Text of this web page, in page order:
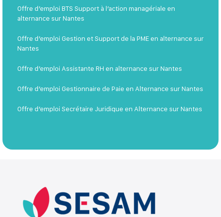
Offre d’emploi BTS Support à l’action managériale en
alternance sur Nantes
Offre d’emploi Gestion et Support de la PME en alternance sur
Nantes
Offre d’emploi Assistante RH en alternance sur Nantes
Offre d’emploi Gestionnaire de Paie en Alternance sur Nantes
Offre d’emploi Secrétaire Juridique en Alternance sur Nantes